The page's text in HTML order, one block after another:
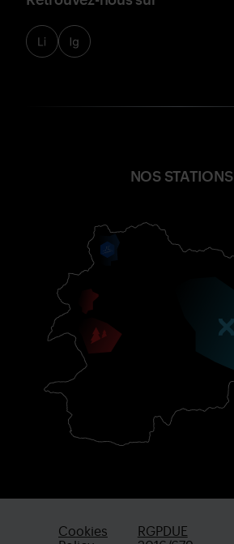
NOS STATIONS
Cookies
RGPDUE